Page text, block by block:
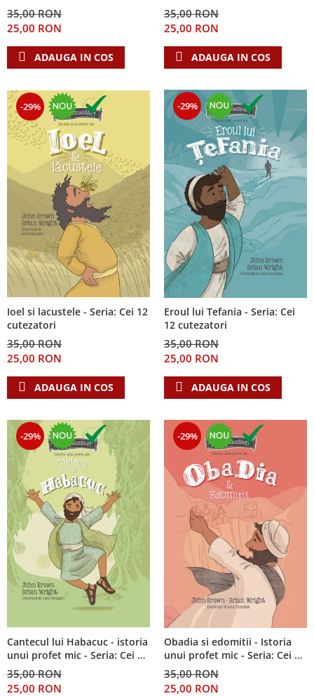
Dezvoltare personala
Mediu
35,00 RON
25,00 RON
ADAUGA IN COS
35,00 RON
25,00 RON
ADAUGA IN COS
-29%
Ioel si lacustele - Seria: Cei 12
cutezatori
35,00 RON
25,00 RON
ADAUGA IN COS
-29%
Eroul lui Tefania - Seria: Cei
12 cutezatori
35,00 RON
25,00 RON
ADAUGA IN COS
-29%
Cantecul lui Habacuc - istoria
unui profet mic - Seria: Cei 12
cutezatori
35,00 RON
25,00 RON
-29%
Obadia si edomitii - Istoria
unui profet mic - Seria: Cei 12
cutezatori
35,00 RON
25,00 RON